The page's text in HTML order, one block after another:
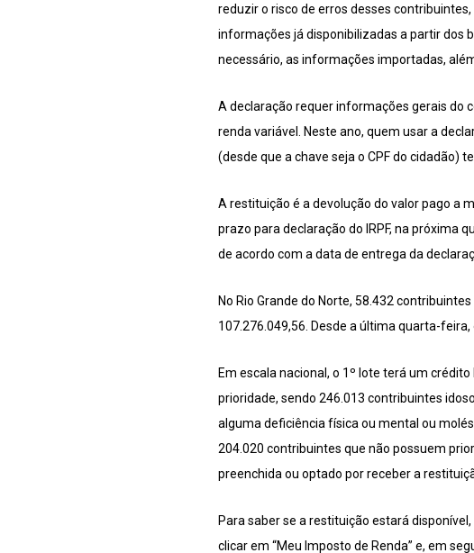
reduzir o risco de erros desses
informações já disponibilizadas a partir dos
necessário, as informações importadas,
A declaração requer informações gerais do
renda variável. Neste ano, quem usar a
(desde que a chave seja o CPF do cidadão)
A restituição é a devolução do valor pago a
prazo para declaração do IRPF, na próxima
de acordo com a data de entrega da
No Rio Grande do Norte, 58.432
107.276.049,56. Desde a última quarta-
Em escala nacional, o 1º lote terá um
prioridade, sendo 246.013 contribuintes
alguma deficiência física ou mental ou
204.020 contribuintes que não possuem
preenchida ou optado por receber a
Para saber se a restituição estará
clicar em “Meu Imposto de Renda” e, em